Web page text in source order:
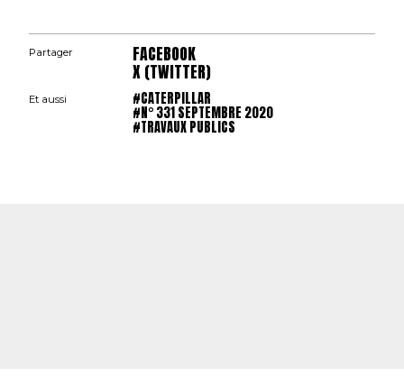
Partager FACEBOOK
X (TWITTER)
Et aussi #CATERPILLAR
#N° 331 SEPTEMBRE 2020
#TRAVAUX PUBLICS